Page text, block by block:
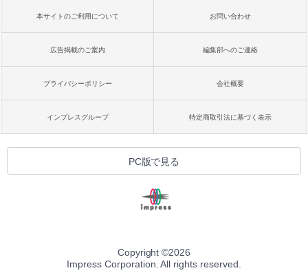
本サイトのご利用について お問い合わせ
広告掲載のご案内 編集部へのご連絡
プライバシーポリシー 会社概要
インプレスグループ 特定商取引法に基づく表示
PC版で見る
Copyright ©2026
Impress Corporation. All rights reserved.